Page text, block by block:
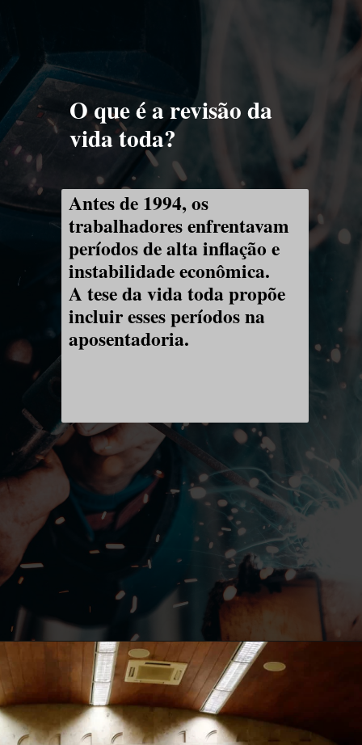
O que é a revisão da
vida toda?
Antes de 1994, os
trabalhadores enfrentavam
períodos de alta inflação e
instabilidade econômica.
A tese da vida toda propõe
incluir esses períodos na
aposentadoria.